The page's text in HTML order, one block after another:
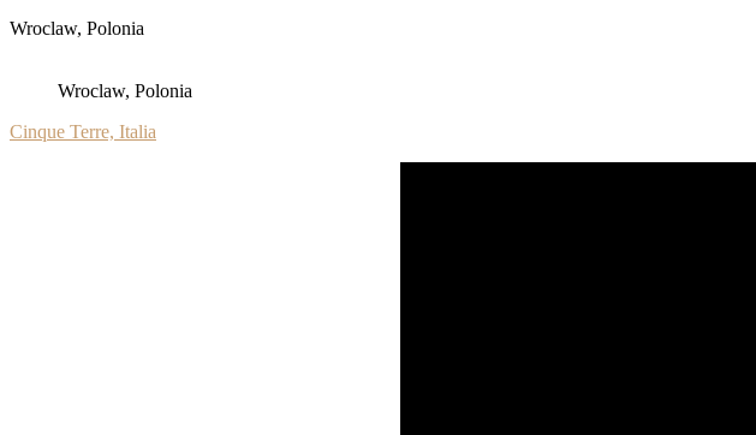
Wroclaw, Polonia
Wroclaw, Polonia
Cinque Terre, Italia